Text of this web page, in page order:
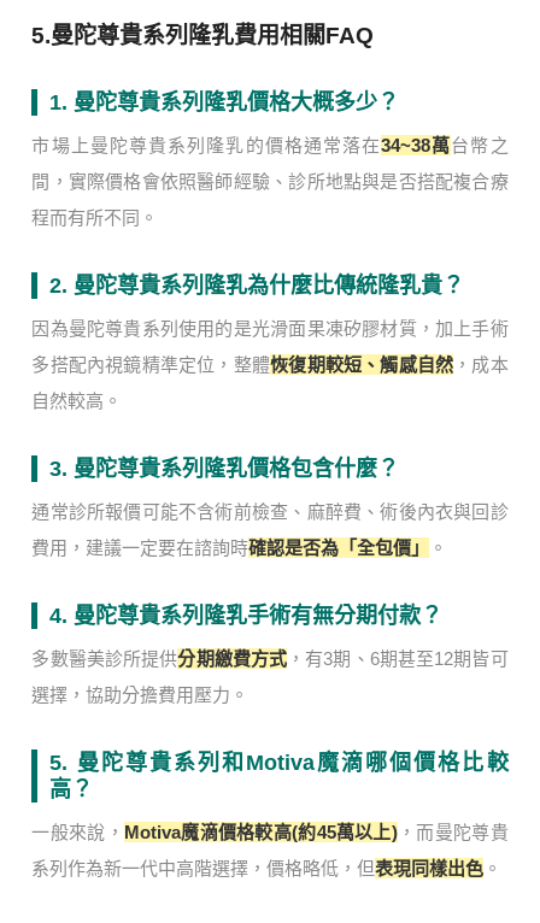
5.曼陀尊貴系列隆乳費用相關FAQ
1. 曼陀尊貴系列隆乳價格大概多少？
市場上曼陀尊貴系列隆乳的價格通常落在34~38萬台幣之
間，實際價格會依照醫師經驗、診所地點與是否搭配複合療
程而有所不同。
2. 曼陀尊貴系列隆乳為什麼比傳統隆乳貴？
因為曼陀尊貴系列使用的是光滑面果凍矽膠材質，加上手術
多搭配內視鏡精準定位，整體恢復期較短、觸感自然 ，成本
自然較高。
3. 曼陀尊貴系列隆乳價格包含什麼？
通常診所報價可能不含術前檢查、麻醉費、術後內衣與回診
費用，建議一定要在諮詢時確認是否為「全包價」 。
4. 曼陀尊貴系列隆乳手術有無分期付款？
多數醫美診所提供分期繳費方式 ，有3期、6期甚至12期皆可
選擇，協助分擔費用壓力。
5. 曼陀尊貴系列和Motiva魔滴哪個價格比較
高？
一般來說， Motiva魔滴價格較高(約45萬以上)，而曼陀尊貴
系列作為新一代中高階選擇，價格略低，但表現同樣出色 。